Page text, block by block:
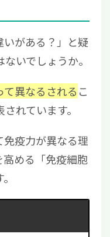
いがある？」と疑
いでしょうか。
異なるされる こ
れています。
疫力が異なる理
高める「免疫細胞